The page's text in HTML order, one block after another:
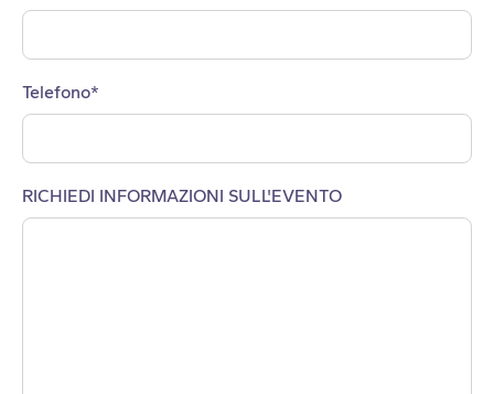
Telefono*
RICHIEDI INFORMAZIONI SULL'EVENTO